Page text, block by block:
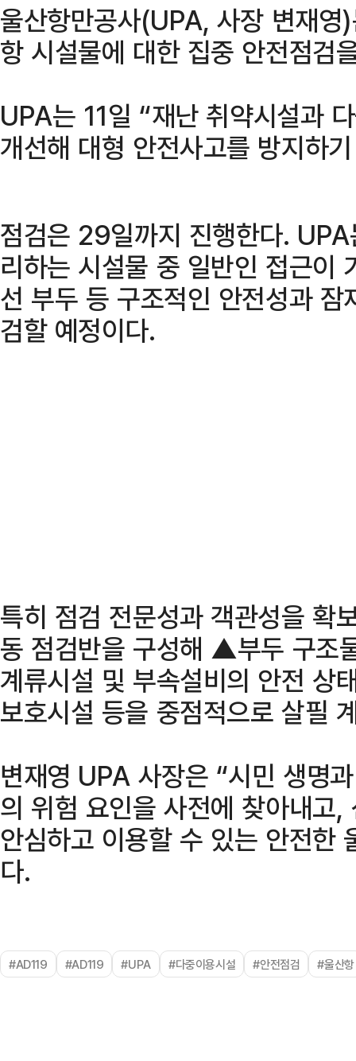
울산항만공사(UPA, 사장 변재
항 시설물에 대한 집중 안전점검
UPA는 11일 “재난 취약시설과
개선해 대형 안전사고를 방지하
점검은 29일까지 진행한다.
리하는 시설물 중 일반인 접근이
선 부두 등 구조적인 안전성과
검할 예정이다.
특히 점검 전문성과 객관성을 확
동 점검반을 구성해 ▲부두 구조
계류시설 및 부속설비의 안전 상
보호시설 등을 중점적으로 살필
변재영 UPA 사장은 “시민 생명
의 위험 요인을 사전에 찾아내고,
안심하고 이용할 수 있는 안전한
다.
#AD119 #AD119 #UPA #다중이용시설 #안전점검 #울산항